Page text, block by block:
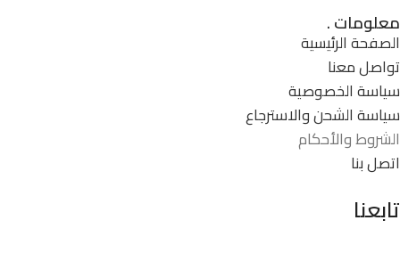
معلومات .
الصفحة الرئيسية
تواصل معنا
سياسة الخصوصية
سياسة الشحن والاسترجاع
الشروط والأحكام
اتصل بنا
تابعنا